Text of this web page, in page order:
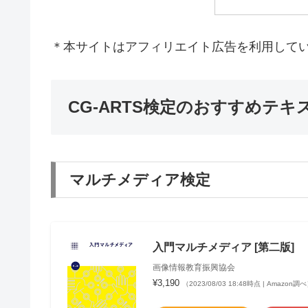
＊本サイトはアフィリエイト広告を利用して
CG-ARTS検定のおすすめテキ
マルチメディア検定
入門マルチメディア [第二版]
画像情報教育振興協会
¥3,190 （2023/08/03 18:48時点 | Amazon調べ